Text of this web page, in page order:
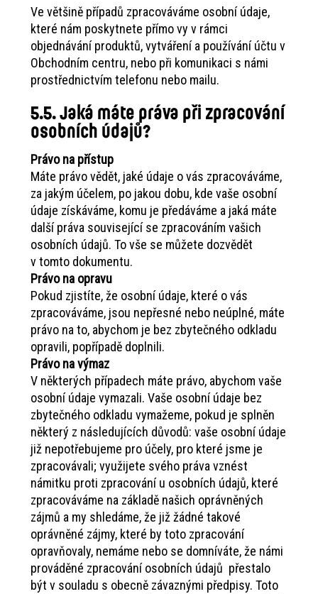
Ve většině případů zpracováváme osobní údaje,
které nám poskytnete přímo vy v rámci
objednávání produktů, vytváření a používání účtu v
Obchodním centru, nebo při komunikaci s námi
prostřednictvím telefonu nebo mailu.
5.5. Jaká máte práva při zpracování
osobních údajů?
Právo na přístup
Máte právo vědět, jaké údaje o vás zpracováváme,
za jakým účelem, po jakou dobu, kde vaše osobní
údaje získáváme, komu je předáváme a jaká máte
další práva související se zpracováním vašich
osobních údajů. To vše se můžete dozvědět
v tomto dokumentu.
Právo na opravu
Pokud zjistíte, že osobní údaje, které o vás
zpracováváme, jsou nepřesné nebo neúplné, máte
právo na to, abychom je bez zbytečného odkladu
opravili, popřípadě doplnili.
Právo na výmaz
V některých případech máte právo, abychom vaše
osobní údaje vymazali. Vaše osobní údaje bez
zbytečného odkladu vymažeme, pokud je splněn
některý z následujících důvodů: vaše osobní údaje
již nepotřebujeme pro účely, pro které jsme je
zpracovávali; využijete svého práva vznést
námitku proti zpracování u osobních údajů, které
zpracováváme na základě našich oprávněných
zájmů a my shledáme, že již žádné takové
oprávněné zájmy, které by toto zpracování
opravňovaly, nemáme nebo se domníváte, že námi
prováděné zpracování osobních údajů přestalo
být v souladu s obecně závaznými předpisy. Toto